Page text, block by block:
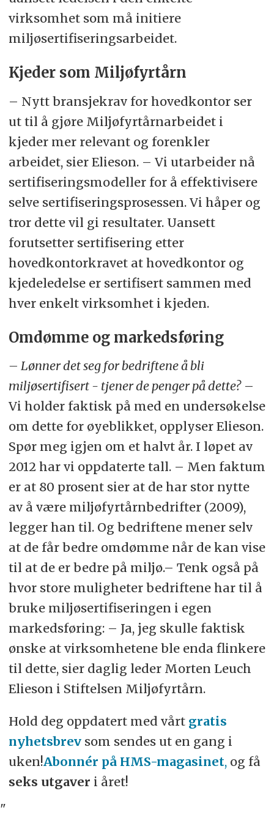
virksomhet som må initiere
miljøsertifiseringsarbeidet.
Kjeder som Miljøfyrtårn
– Nytt bransjekrav for hovedkontor ser
ut til å gjøre Miljøfyrtårnarbeidet i
kjeder mer relevant og forenkler
arbeidet, sier Elieson. – Vi utarbeider nå
sertifiseringsmodeller for å effektivisere
selve sertifiseringsprosessen. Vi håper og
tror dette vil gi resultater. Uansett
forutsetter sertifisering etter
hovedkontorkravet at hovedkontor og
kjedeledelse er sertifisert sammen med
hver enkelt virksomhet i kjeden.
Omdømme og markedsføring
– Lønner det seg for bedriftene å bli
miljøsertifisert - tjener de penger på dette?–
Vi holder faktisk på med en undersøkelse
om dette for øyeblikket, opplyser Elieson.
Spør meg igjen om et halvt år. I løpet av
2012 har vi oppdaterte tall. – Men faktum
er at 80 prosent sier at de har stor nytte
av å være miljøfyrtårnbedrifter (2009),
legger han til. Og bedriftene mener selv
at de får bedre omdømme når de kan vise
til at de er bedre på miljø.– Tenk også på
hvor store muligheter bedriftene har til å
bruke miljøsertifiseringen i egen
markedsføring: – Ja, jeg skulle faktisk
ønske at virksomhetene ble enda flinkere
til dette, sier daglig leder Morten Leuch
Elieson i Stiftelsen Miljøfyrtårn.
Hold deg oppdatert med vårt gratis
nyhetsbrevsom sendes ut en gang i
uken!Abonnér på HMS-magasinet,og få
seks utgaver i året!
"